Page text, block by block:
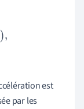
est
par les